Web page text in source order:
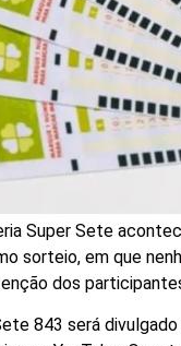
Super Sete
sorteio, em que
dos
843 será